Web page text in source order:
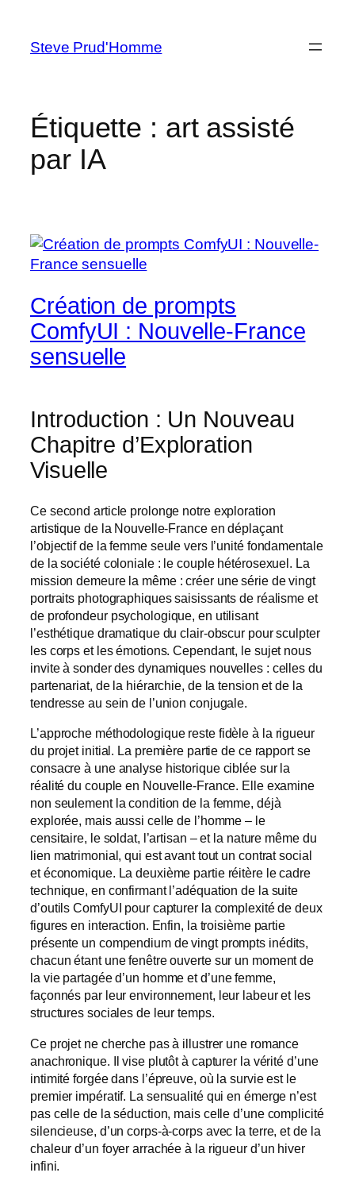
contenu
Steve Prud'Homme
Étiquette : art assisté
par IA
Création de prompts
ComfyUI : Nouvelle-France
sensuelle
Introduction : Un Nouveau
Chapitre d’Exploration
Visuelle
Ce second article prolonge notre exploration
artistique de la Nouvelle-France en déplaçant
l’objectif de la femme seule vers l’unité fondamentale
de la société coloniale : le couple hétérosexuel. La
mission demeure la même : créer une série de vingt
portraits photographiques saisissants de réalisme et
de profondeur psychologique, en utilisant
l’esthétique dramatique du clair-obscur pour sculpter
les corps et les émotions. Cependant, le sujet nous
invite à sonder des dynamiques nouvelles : celles du
partenariat, de la hiérarchie, de la tension et de la
tendresse au sein de l’union conjugale.
L’approche méthodologique reste fidèle à la rigueur
du projet initial. La première partie de ce rapport se
consacre à une analyse historique ciblée sur la
réalité du couple en Nouvelle-France. Elle examine
non seulement la condition de la femme, déjà
explorée, mais aussi celle de l’homme – le
censitaire, le soldat, l’artisan – et la nature même du
lien matrimonial, qui est avant tout un contrat social
et économique. La deuxième partie réitère le cadre
technique, en confirmant l’adéquation de la suite
d’outils ComfyUI pour capturer la complexité de deux
figures en interaction. Enfin, la troisième partie
présente un compendium de vingt prompts inédits,
chacun étant une fenêtre ouverte sur un moment de
la vie partagée d’un homme et d’une femme,
façonnés par leur environnement, leur labeur et les
structures sociales de leur temps.
Ce projet ne cherche pas à illustrer une romance
anachronique. Il vise plutôt à capturer la vérité d’une
intimité forgée dans l’épreuve, où la survie est le
premier impératif. La sensualité qui en émerge n’est
pas celle de la séduction, mais celle d’une complicité
silencieuse, d’un corps-à-corps avec la terre, et de la
chaleur d’un foyer arrachée à la rigueur d’un hiver
infini.